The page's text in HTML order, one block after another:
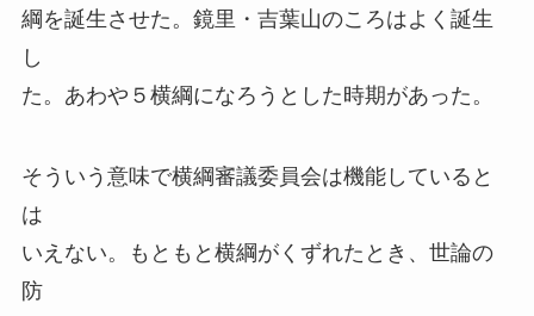
綱を誕生させた。鏡里・吉葉山のころはよく誕生
し
た。あわや５横綱になろうとした時期があった。
そういう意味で横綱審議委員会は機能していると
は
いえない。もともと横綱がくずれたとき、世論の
防